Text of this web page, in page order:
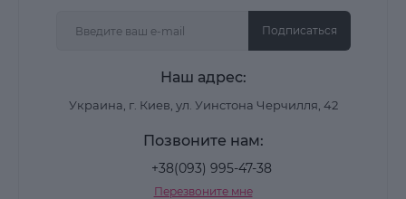
Подписаться
Наш адрес:
Украина, г. Киев, ул. Уинстона Черчилля, 42
Позвоните нам:
+38(093) 995-47-38
Перезвоните мне